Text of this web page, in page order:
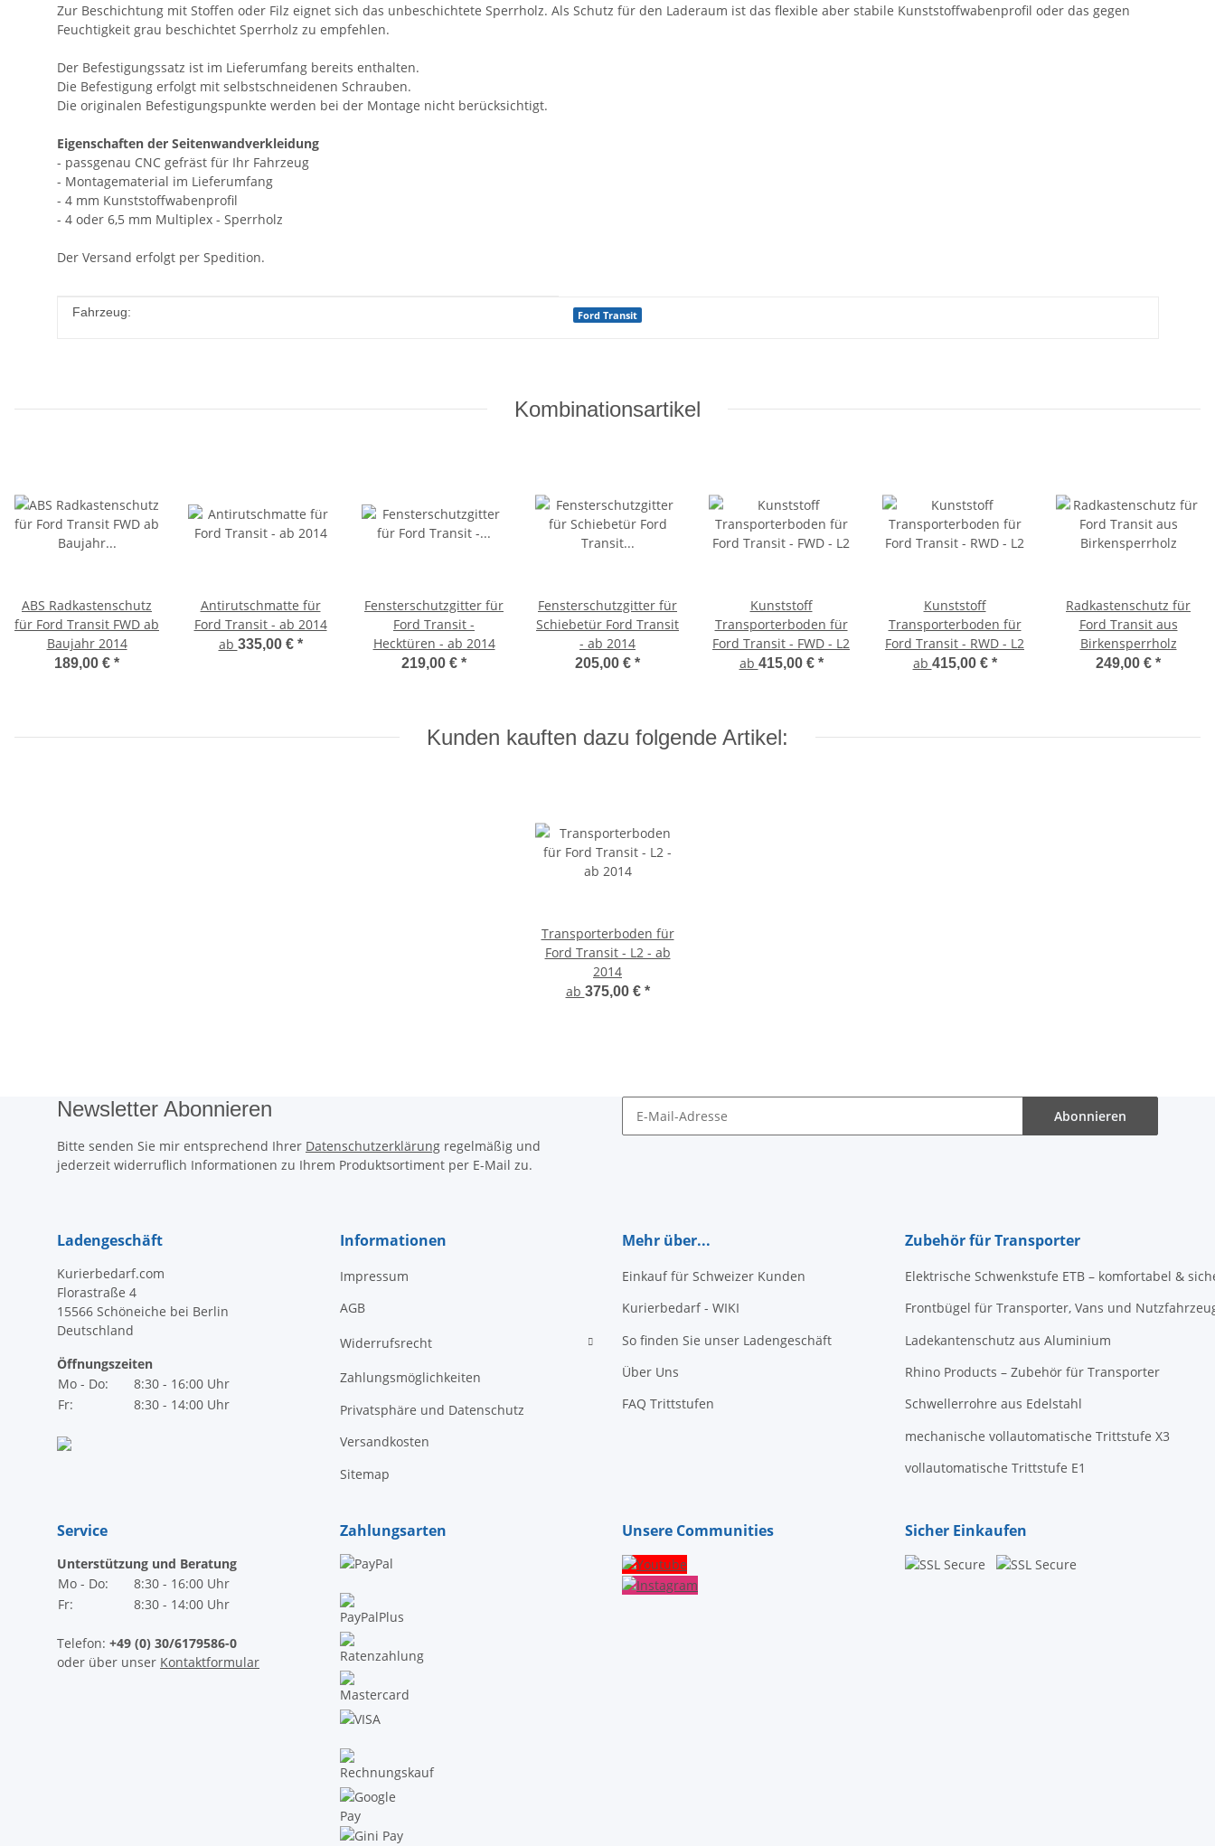
Zur Beschichtung mit Stoffen oder Filz eignet sich das unbeschichtete Sperrholz. Als Schutz für den Laderaum ist das flexible aber stabile Kunststoffwabenprofil oder das gegen
Feuchtigkeit grau beschichtet Sperrholz zu empfehlen.
Der Befestigungssatz ist im Lieferumfang bereits enthalten.
Die Befestigung erfolgt mit selbstschneidenen Schrauben.
Die originalen Befestigungspunkte werden bei der Montage nicht berücksichtigt.
Eigenschaften der Seitenwandverkleidung
- passgenau CNC gefräst für Ihr Fahrzeug
- Montagematerial im Lieferumfang
- 4 mm Kunststoffwabenprofil
- 4 oder 6,5 mm Multiplex - Sperrholz
Der Versand erfolgt per Spedition.
Produkteigenschaft
Wert
Fahrzeug: Ford Transit
Kombinationsartikel
ABS Radkastenschutz
für Ford Transit FWD ab
Baujahr 2014
189,00 € *
Antirutschmatte für
Ford Transit - ab 2014
ab 335,00 € *
Fensterschutzgitter für
Ford Transit -
Hecktüren - ab 2014
219,00 € *
Fensterschutzgitter für
Schiebetür Ford Transit
- ab 2014
205,00 € *
Kunststoff
Transporterboden für
Ford Transit - FWD - L2
ab 415,00 € *
Kunststoff
Transporterboden für
Ford Transit - RWD - L2
ab 415,00 € *
Radkastenschutz für
Ford Transit aus
Birkensperrholz
249,00 € *
Kunden kauften dazu folgende Artikel:
Transporterboden für
Ford Transit - L2 - ab
2014
ab 375,00 € *
Newsletter Abonnieren
Bitte senden Sie mir entsprechend Ihrer Datenschutzerklärung regelmäßig und
jederzeit widerruflich Informationen zu Ihrem Produktsortiment per E-Mail zu.
Abonnieren
Ladengeschäft
Kurierbedarf.com
Florastraße 4
15566 Schöneiche bei Berlin
Deutschland
Öffnungszeiten
Mo - Do:
8:30 - 16:00 Uhr
Fr:
8:30 - 14:00 Uhr
Informationen
Impressum
AGB
Widerrufsrecht
Zahlungsmöglichkeiten
Privatsphäre und Datenschutz
Versandkosten
Sitemap
Mehr über...
Einkauf für Schweizer Kunden
Kurierbedarf - WIKI
So finden Sie unser Ladengeschäft
Über Uns
FAQ Trittstufen
Zubehör für Transporter
Elektrische Schwenkstufe ETB – komfortabel &
Frontbügel für Transporter, Vans und
Ladekantenschutz aus Aluminium
Rhino Products – Zubehör für Transporter
Schwellerrohre aus Edelstahl
mechanische vollautomatische Trittstufe X3
vollautomatische Trittstufe E1
Service
Unterstützung und Beratung
Mo - Do:
8:30 - 16:00 Uhr
Fr:
8:30 - 14:00 Uhr
Telefon: +49 (0) 30/6179586-0
oder über unser Kontaktformular
Zahlungsarten Unsere Communities Sicher Einkaufen